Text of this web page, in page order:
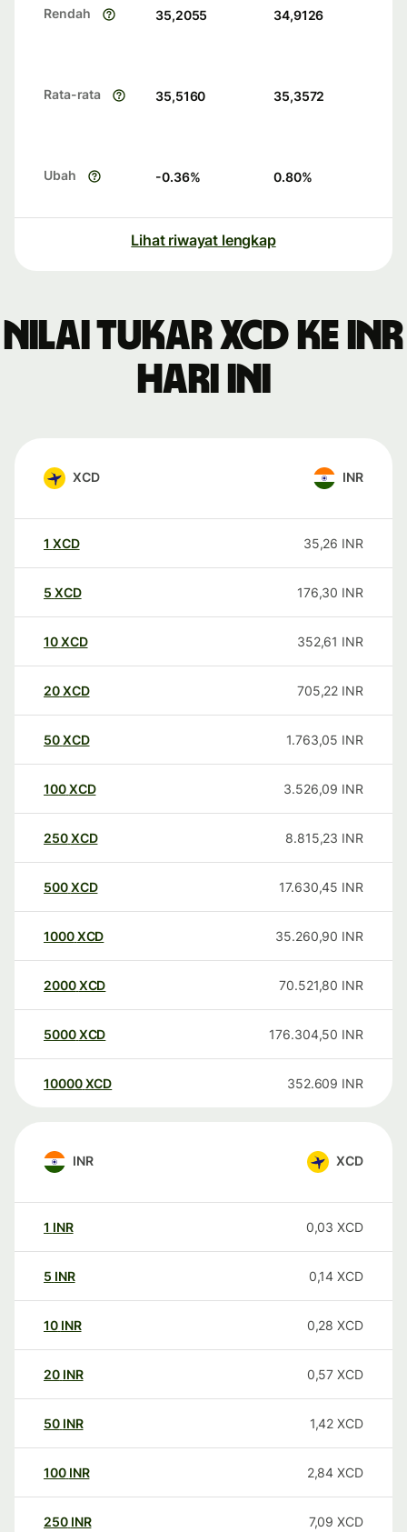
Rendah 35,2055 34,9126
Rata-rata 35,5160 35,3572
Ubah -0.36% 0.80%
Lihat riwayat lengkap
Nilai tukar XCD ke INR
hari ini
XCD INR
1 XCD 35,26 INR
5 XCD 176,30 INR
10XCD 352,61 INR
20XCD 705,22 INR
50XCD 1.763,05 INR
100XCD 3.526,09 INR
250XCD 8.815,23 INR
500XCD 17.630,45 INR
1000XCD 35.260,90 INR
2000XCD 70.521,80 INR
5000XCD 176.304,50 INR
10000 XCD 352.609 INR
INR XCD
1 INR 0,03 XCD
5 INR 0,14 XCD
10 INR 0,28 XCD
20 INR 0,57 XCD
50 INR 1,42 XCD
100 INR 2,84 XCD
250 INR 7,09 XCD